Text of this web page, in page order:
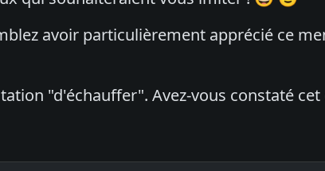
avoir particulièrement apprécié ce
"d'échauffer". Avez-vous constaté